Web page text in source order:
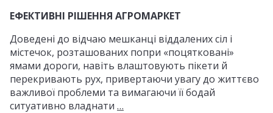
ЕФЕКТИВНІ РІШЕННЯ АГРОМАРКЕТ
Доведені до відчаю мешканці віддалених сіл і
містечок, розташованих попри «поцятковані»
ямами дороги, навіть влаштовують пікети й
перекривають рух, привертаючи увагу до життєво
важливої проблеми та вимагаючи її бодай
ситуативно владнати …